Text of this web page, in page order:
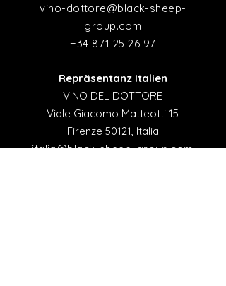
vino-dottore@black-sheep-
group.com
+34 871 25 26 97
Repräsentanz Italien
VINO DEL DOTTORE
Viale Giacomo Matteotti 15
Firenze 50121, Italia
italia@black-sheep-group.com